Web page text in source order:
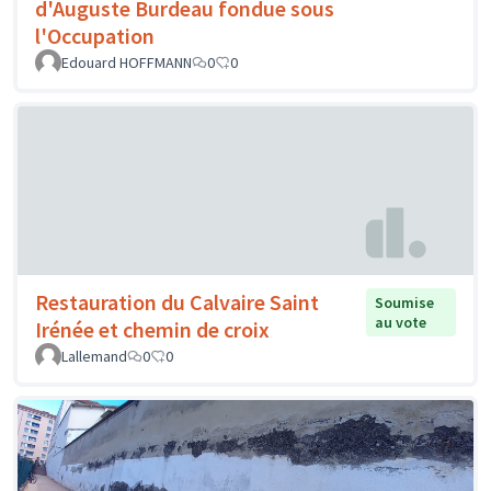
d'Auguste Burdeau fondue sous
l'Occupation
Edouard HOFFMANN 0 0
Restauration du Calvaire Saint
Irénée et chemin de croix
Soumise
au vote
Lallemand
0 0